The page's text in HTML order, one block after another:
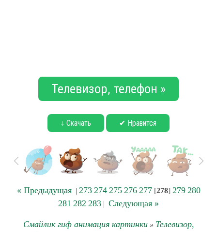
Телевизор, телефон »
↓ Скачать ✔ Нравится
« Предыдущая| 273 274 275 276 277[278] 279 280
281 282 283 | Следующая »
Смайлик гиф анимация картинки» Телевизор,